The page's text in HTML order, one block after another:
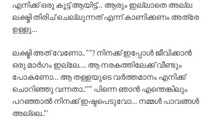
എനിക്ക് ഒരു കൂട്ട് ആയിട്ട്… ആരും ഇല്ലാതെ അല്ല
ലക്ഷ്മി തിരിച് ചെല്ലുന്നത് എന്ന് കാണിക്കണം അത്രേ
ഉള്ളു…
ലക്ഷ്മി അത് വേണോ.. “”? നിനക്ക് ഇപ്പോൾ ജീവിക്കാൻ
ഒരു മാർഗം ഇല്ലേ…. ആ നരകത്തിലേക്ക് വീണ്ടും
പോകണോ… ആ തള്ളയുടെ വർത്തമാനം എനിക്ക്
ചൊറിഞ്ഞു വന്നതാ..'”” പിന്നെ ഞാൻ എന്തെങ്കിലും
പറഞ്ഞാൽ നിനക്ക് ഇഷ്ടപെടുവോ… നമ്മൾ പാവങ്ങൾ
അല്ലെ..”’